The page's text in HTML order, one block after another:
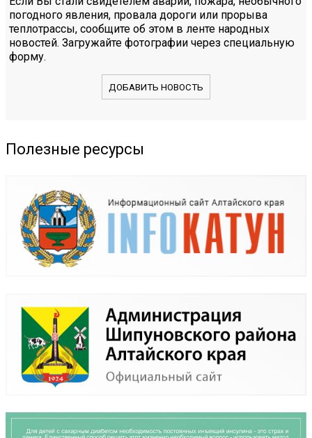
погодного явления, провала дороги или прорыва
теплотрассы, сообщите об этом в ленте народных
новостей. Загружайте фотографии через специальную
форму.
ДОБАВИТЬ НОВОСТЬ
Полезные ресурсы